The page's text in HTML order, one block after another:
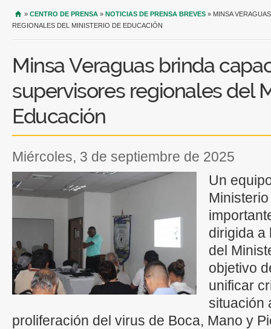
USTED SE ENCUENTRA AQUÍ
» CENTRO DE PRENSA » NOTICIAS DE PRENSA BREVES » MINSA
REGIONALES DEL MINISTERIO DE EDUCACIÓN
Minsa Veraguas brinda
supervisores regionales del
Educación
miércoles, 3 de septiembre de 2025
Un
dirigida a
del
objetivo
unificar
situación
proliferación del virus de Boca, Mano y